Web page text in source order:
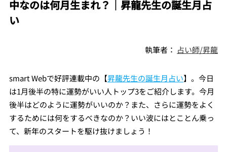
中なのは何月生まれ？｜昇龍先生の誕生月占
い
執筆者： 占い師/昇龍
smart Webで好評連載中の【昇龍先生の誕生月占い】。今日
は1月後半の特に運勢がいい人トップ3をご紹介します。今月
後半はどのように運勢がいいのか？また、さらに運勢をよく
するためには何をするべきなのか？いい波にはとことん乗っ
て、新年のスタートを駆け抜けましょう！